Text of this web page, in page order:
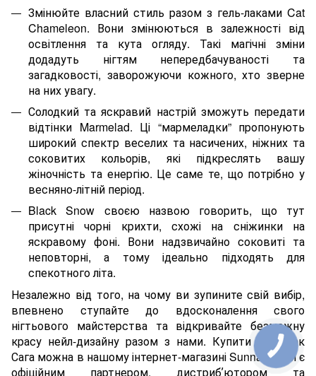
Змінюйте власний стиль разом з гель-лаками Cat
Chameleon. Вони змінюються в залежності від
освітлення та кута огляду. Такі магічні зміни
додадуть нігтям непередбачуваності та
загадковості, заворожуючи кожного, хто зверне
на них увагу.
Солодкий та яскравий настрій зможуть передати
відтінки Marmelad. Ці “мармеладки” пропонують
широкий спектр веселих та насичених, ніжних та
соковитих кольорів, які підкреслять вашу
жіночність та енергію. Це саме те, що потрібно у
весняно-літній період.
Black Snow своєю назвою говорить, що тут
присутні чорні крихти, схожі на сніжинки на
яскравому фоні. Вони надзвичайно соковиті та
неповторні, а тому ідеально підходять для
спекотного літа.
Незалежно від того, на чому ви зупините свій вибір,
впевнено ступайте до вдосконалення свого
нігтьового майстерства та відкривайте безмежну
красу нейл-дизайну разом з нами. Купити гель лак
Сага можна в нашому інтернет-магазині Sunnails. Ми є
офіційним партнером, дистрибʼютором та